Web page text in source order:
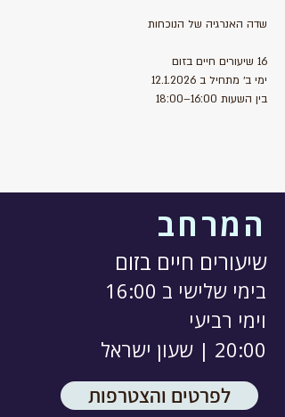
שדה האנרגיה של הנוכחות
​16 שיעורים חיים בזום
ימי ב׳ מתחיל ב 12.1.2026
בין השעות 16:00–18:00
המרחב
שיעורים חיים בזום
בימי שלישי ב 16:00
וימי רביעי
20:00 | שעון ישראל
לפרטים והצטרפות